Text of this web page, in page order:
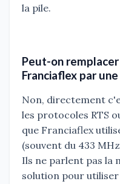
la pile.
Peut-on
Franciaflex par
Non, directement
les protocoles RTS
que Franciaflex
(souvent du 433
Ils ne parlent pas la
solution pour